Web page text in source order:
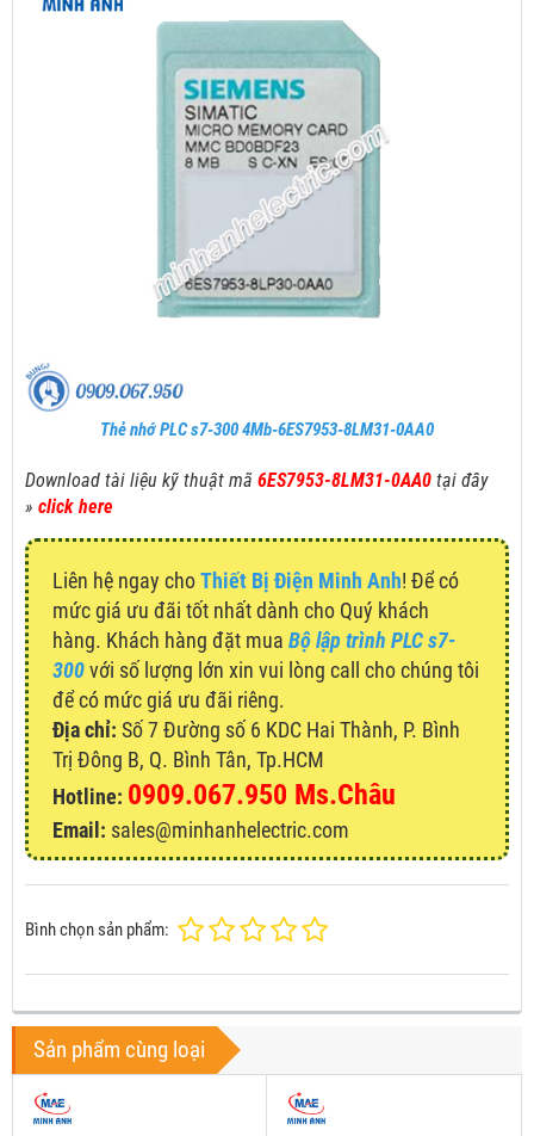
Thẻ nhớ PLC s7-300 4Mb-6ES7953-8LM31-0AA0
Download tài liệu kỹ thuật mã 6ES7953-8LM31-0AA0 tại đây
» click here
Liên hệ ngay choThiết Bị Điện Minh Anh! Để có
mức giá ưu đãi tốt nhất dành cho Quý khách
hàng. Khách hàng đặt mua Bộ lập trình PLC s7-
300với số lượng lớn xin vui lòng call cho chúng tôi
để có mức giá ưu đãi riêng.
Địa chỉ: Số 7 Đường số 6 KDC Hai Thành, P. Bình
Trị Đông B, Q. Bình Tân, Tp.HCM
Hotline: 0909.067.950 Ms.Châu
Email: sales@minhanhelectric.com
Bình chọn sản phẩm:
Sản phẩm cùng loại